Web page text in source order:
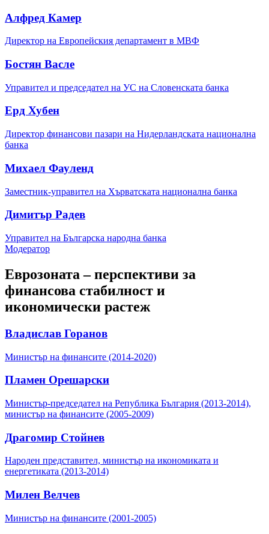
Алфред Камeр
Директор на Европейския департамент в МВФ
Бостян Васле
Управител и председател на УС на Словенската банка
Ерд Хубен
Директор финансови пазари на Нидерландската национална
банка
Михаел Фауленд
Заместник-управител на Хърватската национална банка
Димитър Радев
Управител на Българска народна банка
Модератор
Еврозоната – перспективи за
финансова стабилност и
икономически растеж
Владислав Горанов
Министър на финансите (2014-2020)
Пламен Орешарски
Министър-председател на Република България (2013-2014),
министър на финансите (2005-2009)
Драгомир Стойнев
Народен представител, министър на икономиката и
енергетиката (2013-2014)
Милен Велчев
Министър на финансите (2001-2005)